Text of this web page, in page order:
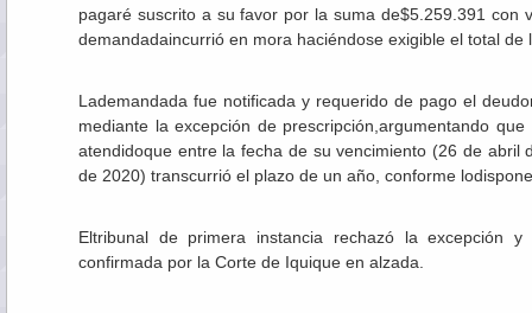
pagaré suscrito a su favor por la suma de$5.259.391
demandadaincurrió en mora haciéndose exigible el total de
Lademandada fue notificada y requerido de pago el
mediante la excepción de prescripción,argumentando
atendidoque entre la fecha de su vencimiento (26 de
de 2020) transcurrió el plazo de un año, conforme
Eltribunal de primera instancia rechazó la excepción
confirmada por la Corte de Iquique en alzada.